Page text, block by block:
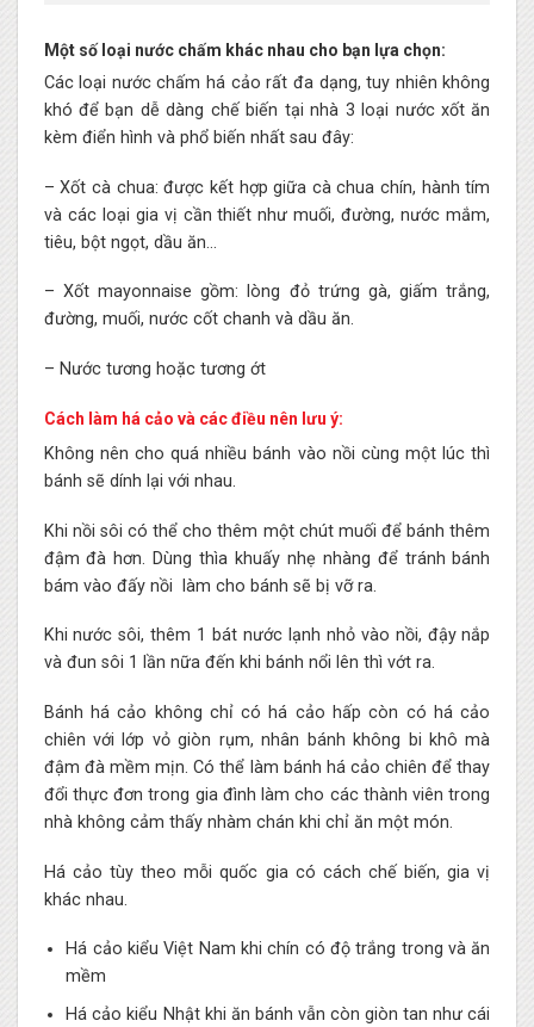
Một số loại nước chấm khác nhau cho bạn lựa chọn:
Các loại nước chấm há cảo rất đa dạng, tuy nhiên không
khó để bạn dễ dàng chế biến tại nhà 3 loại nước xốt ăn
kèm điển hình và phổ biến nhất sau đây:
– Xốt cà chua: được kết hợp giữa cà chua chín, hành tím
và các loại gia vị cần thiết như muối, đường, nước mắm,
tiêu, bột ngọt, dầu ăn…
– Xốt mayonnaise gồm: lòng đỏ trứng gà, giấm trắng,
đường, muối, nước cốt chanh và dầu ăn.
– Nước tương hoặc tương ớt
Cách làm há cảo và các điều nên lưu ý:
Không nên cho quá nhiều bánh vào nồi cùng một lúc thì
bánh sẽ dính lại với nhau.
Khi nồi sôi có thể cho thêm một chút muối để bánh thêm
đậm đà hơn. Dùng thìa khuấy nhẹ nhàng để tránh bánh
bám vào đấy nồi làm cho bánh sẽ bị vỡ ra.
Khi nước sôi, thêm 1 bát nước lạnh nhỏ vào nồi, đậy nắp
và đun sôi 1 lần nữa đến khi bánh nổi lên thì vớt ra.
Bánh há cảo không chỉ có há cảo hấp còn có há cảo
chiên với lớp vỏ giòn rụm, nhân bánh không bi khô mà
đậm đà mềm mịn. Có thể làm bánh há cảo chiên để thay
đổi thực đơn trong gia đình làm cho các thành viên trong
nhà không cảm thấy nhàm chán khi chỉ ăn một món.
Há cảo tùy theo mỗi quốc gia có cách chế biến, gia vị
khác nhau.
Há cảo kiểu Việt Nam khi chín có độ trắng trong và ăn
mềm
Há cảo kiểu Nhật khi ăn bánh vẫn còn giòn tan như cái